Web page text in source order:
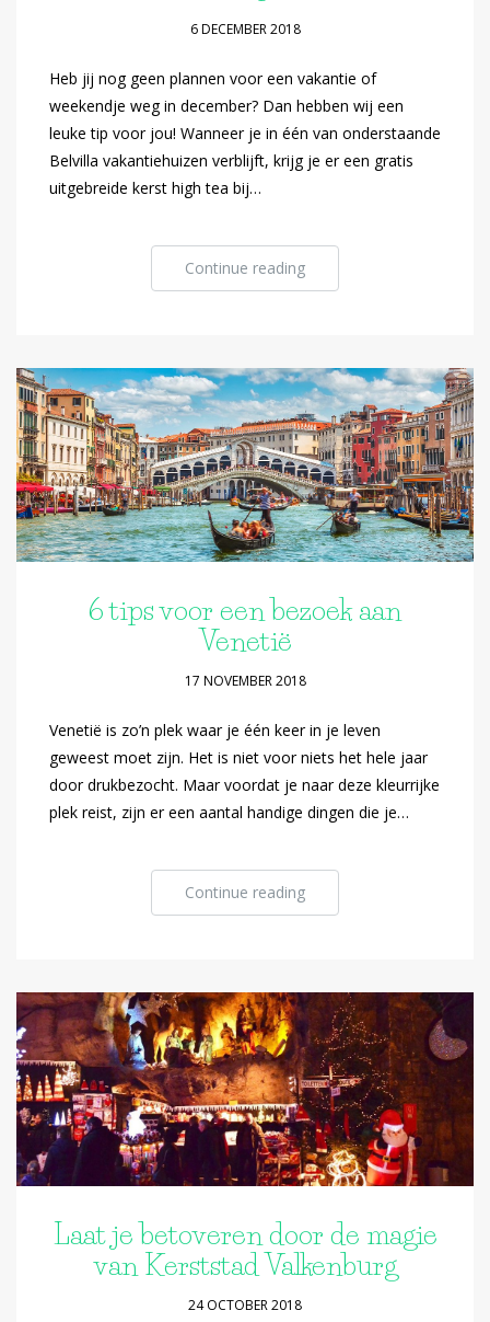
6 DECEMBER 2018
Heb jij nog geen plannen voor een vakantie of
weekendje weg in december? Dan hebben wij een
leuke tip voor jou! Wanneer je in één van onderstaande
Belvilla vakantiehuizen verblijft, krijg je er een gratis
uitgebreide kerst high tea bij…
Continue reading
6 tips voor een bezoek aan
Venetië
17 NOVEMBER 2018
Venetië is zo’n plek waar je één keer in je leven
geweest moet zijn. Het is niet voor niets het hele jaar
door drukbezocht. Maar voordat je naar deze kleurrijke
plek reist, zijn er een aantal handige dingen die je…
Continue reading
Laat je betoveren door de magie
van Kerststad Valkenburg
24 OCTOBER 2018